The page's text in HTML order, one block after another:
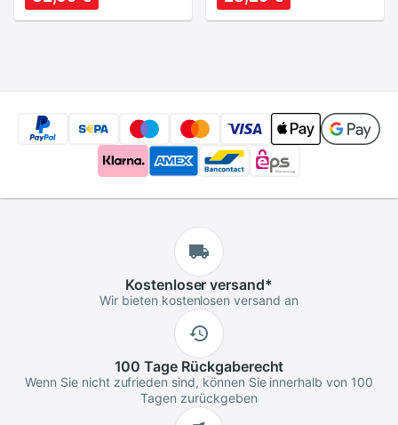
DSLR Kamera Freies
kamera objektiv
Kostenloser versand*
Wir bieten kostenlosen versand an
100 Tage Rückgaberecht
Wenn Sie nicht zufrieden sind, können Sie innerhalb von 100
Tagen zurückgeben